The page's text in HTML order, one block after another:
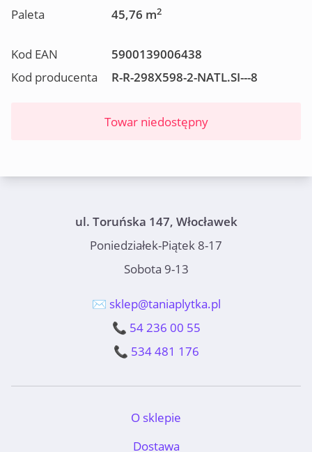
Paleta 45,76 m2
Kod EAN
5900139006438
Kod producenta
R-R-298X598-2-NATL.SI---8
Towar niedostępny
ul. Toruńska 147, Włocławek
Poniedziałek-Piątek 8-17
Sobota 9-13
✉️ sklep@taniaplytka.pl
📞 54 236 00 55
📞 534 481 176
O sklepie
Dostawa